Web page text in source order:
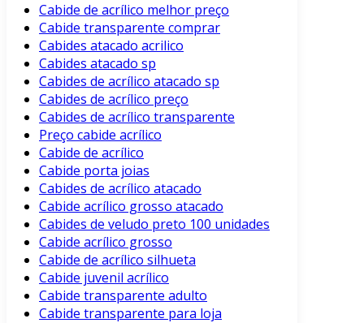
Cabide de acrílico melhor preço
Cabide transparente comprar
Cabides atacado acrilico
Cabides atacado sp
Cabides de acrílico atacado sp
Cabides de acrílico preço
Cabides de acrílico transparente
Preço cabide acrílico
Cabide de acrílico
Cabide porta joias
Cabides de acrílico atacado
Cabide acrílico grosso atacado
Cabides de veludo preto 100 unidades
Cabide acrílico grosso
Cabide de acrílico silhueta
Cabide juvenil acrílico
Cabide transparente adulto
Cabide transparente para loja